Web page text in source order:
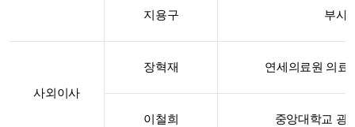
지용구 부사
사외이사
장혁재 연세의료원 의료
이철희 중앙대학교 광